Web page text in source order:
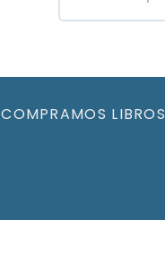
COMPRAMOS LIBROS